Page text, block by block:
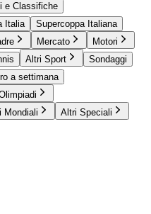
e Classifiche
Italia
Supercoppa Italiana
Mercato
Motori
Altri Sport
Sondaggi
a settimana
Mondiali Altri Speciali